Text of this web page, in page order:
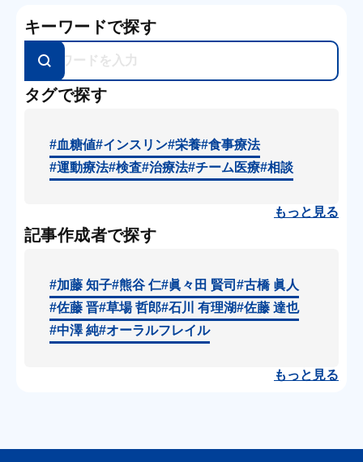
66巻2号
2026年2月号
特集1
血糖管理における季節変動の重要性
特集2
冬到来！ 鍋で糖尿病・血糖値対策
66巻1号
2026年1月号
に注意したい四つのポイント
キーワードで探す
タグで探す
#血糖値#インスリン#栄養#食事療法
#運動療法#検査#治療法#チーム医療#相談
もっと見る
記事作成者で探す
#加藤 知子#熊谷 仁#眞々田 賢司 #古橋 眞人
#佐藤 晋#草場 哲郎#石川 有理湖#佐藤 達也
#中澤 純#オーラルフレイル
もっと見る